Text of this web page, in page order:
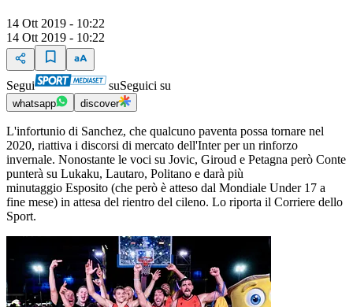
14 Ott 2019 - 10:22
14 Ott 2019 - 10:22
Segui suSeguici su
whatsapp discover
L'infortunio di Sanchez, che qualcuno paventa possa tornare nel
2020, riattiva i discorsi di mercato dell'Inter per un rinforzo
invernale. Nonostante le voci su Jovic, Giroud e Petagna però Conte
punterà su Lukaku, Lautaro, Politano e darà più
minutaggio Esposito (che però è atteso dal Mondiale Under 17 a
fine mese) in attesa del rientro del cileno. Lo riporta il Corriere dello
Sport.